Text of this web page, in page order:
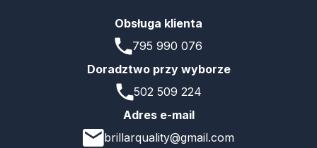
Obsługa klienta
795 990 076
Doradztwo przy wyborze
502 509 224
Adres e-mail
brillarquality@gmail.com